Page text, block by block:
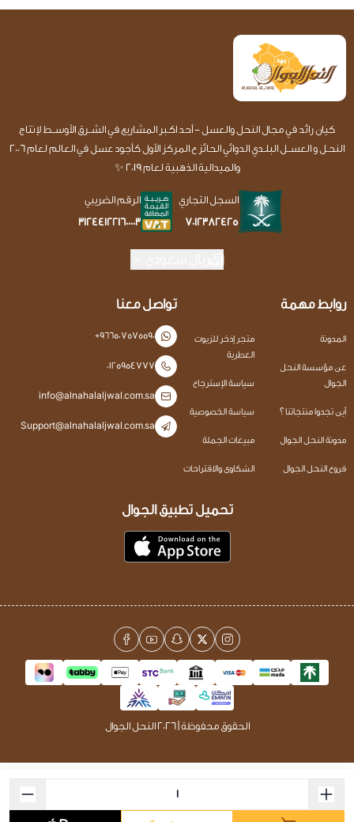
كيان رائد في مجال النحل والعسل - أحد اكـبر المشاريع في الشــرق الأوســط لإنتاج
النحـل و العســل البلـدي الدوائي الحائز ع المركز الأول كأجود عسل في العالم لعام 2006
والميدالية الذهبية لعام 2019 ✨
السجل التجاري
7012382425
الرقم الضريبي
312441221600003
روابط مهمة
المدونة
عن مؤسسة النحل
الجوال
أين تجدوا منتجاتنا ؟
مدونة النحل الجوال
فروع النحل الجوال
متجر إذخر للزيوت
العطرية
سياسة الإسترجاع
سياسة الخصوصية
مبيعات الجملة
الشكاوى والاقتراحات
تواصل معنا
+966507575590
0125954777
info@alnahalaljwal.com.sa
Support@alnahalaljwal.com.sa
تحميل تطبيق الجوال
الحقوق محفوظة | 2026 النحل الجوال